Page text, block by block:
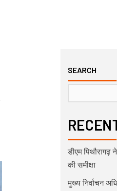
SEARCH
डीएम पिथौरागढ़
की समीक्षा
मुख्य निर्वाचन